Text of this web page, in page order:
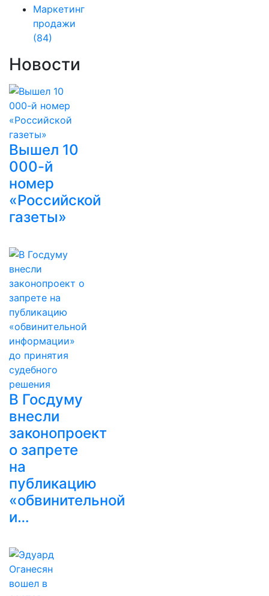
Маркетинг
продажи
(84)
Новости
Вышел 10
000-й
номер
«Российской
газеты»
В Госдуму
внесли
законопроект
о запрете
на
публикацию
«обвинительной
и…